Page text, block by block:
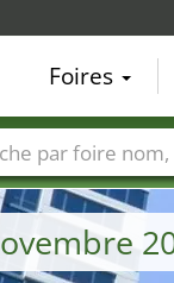
Foires
Pays